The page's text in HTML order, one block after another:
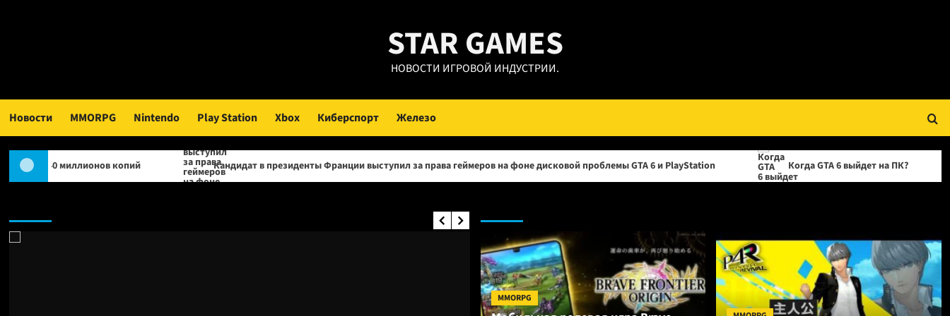
STAR GAMES
НОВОСТИ ИГРОВОЙ ИНДУСТРИИ.
Новости MMORPG Nintendo Play Station Xbox Киберспорт Железо
копий Кандидат в президенты Франции выступил за права геймеров на фоне дисковой проблемы GTA 6 и PlayStation Когда GTA 6 выйдет на ПК?
MMORPG